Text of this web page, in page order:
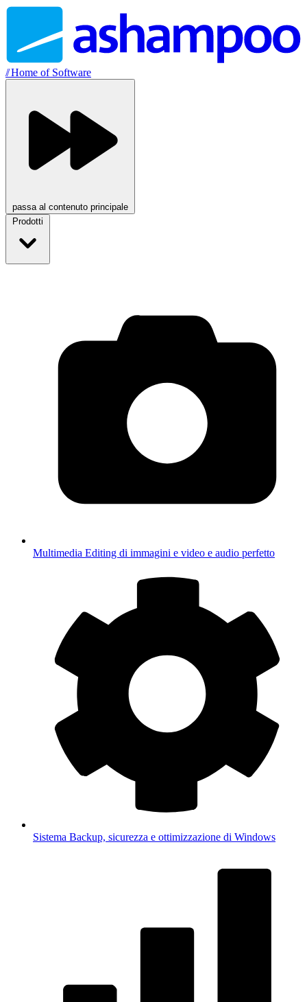
//Home of Software
passa al contenuto principale
Prodotti
Multimedia Editing di immagini e video e audio perfetto
Sistema Backup, sicurezza e ottimizzazione di Windows